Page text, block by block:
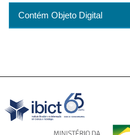
Contém Objeto Digital